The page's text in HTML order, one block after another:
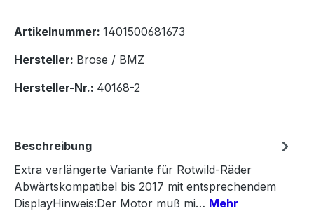
Artikelnummer: 1401500681673
Hersteller: Brose / BMZ
Hersteller-Nr.: 40168-2
Beschreibung
Extra verlängerte Variante für Rotwild-Räder
Abwärtskompatibel bis 2017 mit entsprechendem
DisplayHinweis:Der Motor muß mi… Mehr